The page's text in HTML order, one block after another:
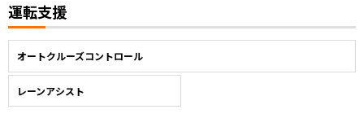
運転支援
オートクルーズコントロール
レーンアシスト